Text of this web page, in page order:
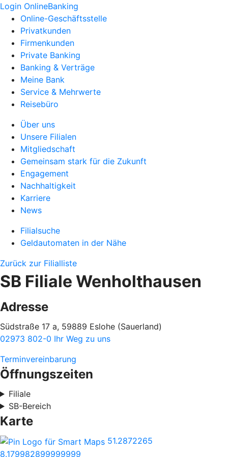
Login OnlineBanking
Online-Geschäftsstelle
Privatkunden
Firmenkunden
Private Banking
Banking & Verträge
Meine Bank
Service & Mehrwerte
Reisebüro
Über uns
Unsere Filialen
Mitgliedschaft
Gemeinsam stark für die Zukunft
Engagement
Nachhaltigkeit
Karriere
News
Filialsuche
Geldautomaten in der Nähe
Zurück zur Filialliste
SB Filiale Wenholthausen
Adresse
Südstraße 17 a, 59889 Eslohe (Sauerland)
02973 802-0 Ihr Weg zu uns
Terminvereinbarung
Öffnungszeiten
Filiale
SB-Bereich
Karte
51.2872265
8.179982899999999